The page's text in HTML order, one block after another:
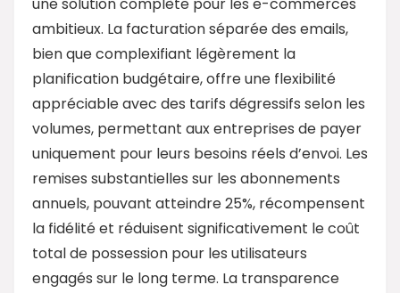
ambitieux. La facturation séparée des emails,
bien que complexifiant légèrement la
planification budgétaire, offre une flexibilité
appréciable avec des tarifs dégressifs selon les
volumes, permettant aux entreprises de payer
uniquement pour leurs besoins réels d’envoi. Les
remises substantielles sur les abonnements
annuels, pouvant atteindre 25%, récompensent
la fidélité et réduisent significativement le coût
total de possession pour les utilisateurs
engagés sur le long terme. La transparence